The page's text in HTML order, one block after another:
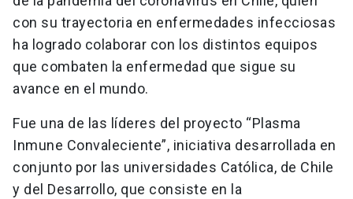
con su trayectoria en enfermedades infecciosas
ha logrado colaborar con los distintos equipos
que combaten la enfermedad que sigue su
avance en el mundo.
Fue una de las líderes del proyecto “Plasma
Inmune Convaleciente”, iniciativa desarrollada en
conjunto por las universidades Católica, de Chile
y del Desarrollo, que consiste en la